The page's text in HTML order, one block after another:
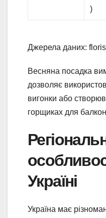
)
Джерела даних:
Весняна посадка
дозволяє
вигонки або
горщиках для
Україні
Україна має